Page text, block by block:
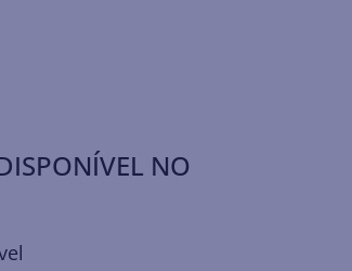
NO